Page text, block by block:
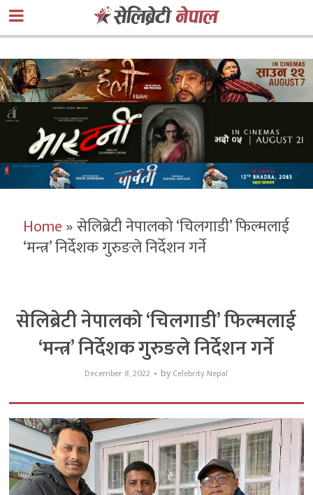
Home»सेलिब्रेटी नेपालको ‘चिलगाडी’ फिल्मलाई
‘मन्त्र’ निर्देशक गुरुङले निर्देशन गर्ने
सेलिब्रेटी नेपालको ‘चिलगाडी’ फिल्मलाई
‘मन्त्र’ निर्देशक गुरुङले निर्देशन गर्ने
December 8, 2022 by Celebrity Nepal